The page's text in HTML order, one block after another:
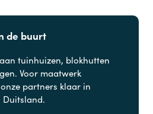
de buurt
tuinhuizen, blokhutten
Voor maatwerk
partners klaar in
Duitsland.